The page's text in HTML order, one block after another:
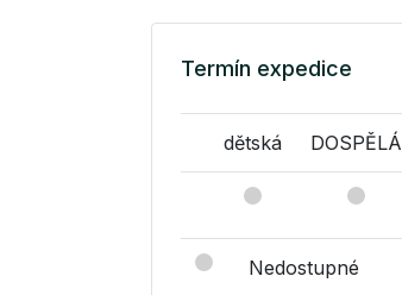
Termín expedice
dětská DOSPĚLÁ
Nedostupné